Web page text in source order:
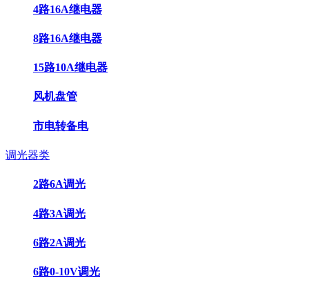
4路16A继电器
8路16A继电器
15路10A继电器
风机盘管
市电转备电
调光器类
2路6A调光
4路3A调光
6路2A调光
6路0-10V调光